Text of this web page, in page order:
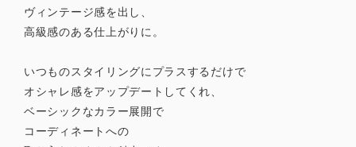
ヴィンテージ感を出し、
高級感のある仕上がりに。
いつものスタイリングにプラスするだけで
オシャレ感をアップデートしてくれ、
ベーシックなカラー展開で
コーディネートへの